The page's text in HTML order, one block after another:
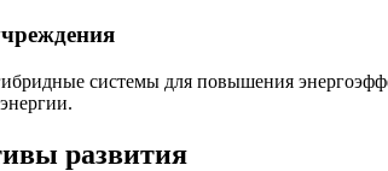
системы для повышения
развития